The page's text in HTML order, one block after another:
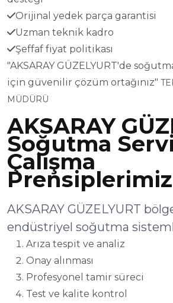
Orijinal yedek parça garantisi
Uzman teknik kadro
Şeffaf fiyat politikası
"AKSARAY GÜZELYURT'de
için güvenilir çözüm ortağınız"
MÜDÜRÜ
AKSARAY
Soğutma
Çalışma
Prensiplerimiz
AKSARAY GÜZELYURT
endüstriyel soğutma
Arıza tespit ve analiz
Onay alınması
Profesyonel tamir süreci
Test ve kalite kontrol